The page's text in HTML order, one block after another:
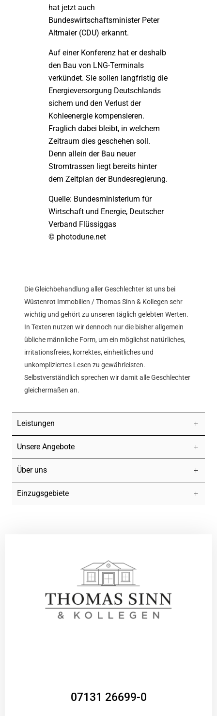
hat jetzt auch
Bundeswirtschaftsminister Peter
Altmaier (CDU) erkannt.
Auf einer Konferenz hat er deshalb
den Bau von LNG-Terminals
verkündet. Sie sollen langfristig die
Energieversorgung Deutschlands
sichern und den Verlust der
Kohleenergie kompensieren.
Fraglich dabei bleibt, in welchem
Zeitraum dies geschehen soll.
Denn allein der Bau neuer
Stromtrassen liegt bereits hinter
dem Zeitplan der Bundesregierung.
Quelle: Bundesministerium für
Wirtschaft und Energie, Deutscher
Verband Flüssiggas
© photodune.net
Die Gleichbehandlung aller Geschlechter ist uns bei
Wüstenrot Immobilien / Thomas Sinn & Kollegen sehr
wichtig und gehört zu unseren täglich gelebten Werten.
In Texten nutzen wir dennoch nur die bisher allgemein
übliche männliche Form, um ein möglichst natürliches,
irritationsfreies, korrektes, einheitliches und
unkompliziertes Lesen zu gewährleisten.
Selbstverständlich sprechen wir damit alle Geschlechter
gleichermaßen an.
Leistungen
Unsere Angebote
Über uns
Einzugsgebiete
07131 26699-0